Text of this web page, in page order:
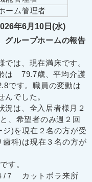
ーム管理者
年6月10日(水)
グループホームの報告
では、現在満床です。
は 79.7歳、平均介護
です。職員の変動は
んでした。
況は、全入居者様月２
、希望者のみ週２回
)を現在２名の方が受
科)は現在３名の方が
す。
/７ カットボラ来所